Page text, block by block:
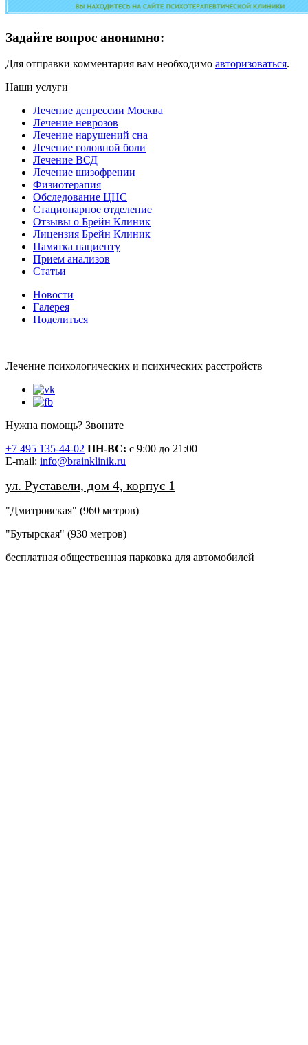
Задайте вопрос анонимно:
Для отправки комментария вам необходимо авторизоваться.
Наши услуги
Лечение депрессии Москва
Лечение неврозов
Лечение нарушений сна
Лечение головной боли
Лечение ВСД
Лечение шизофрении
Физиотерапия
Обследование ЦНС
Стационарное отделение
Отзывы о Брейн Клиник
Лицензия Брейн Клиник
Памятка пациенту
Прием анализов
Статьи
Новости
Галерея
Поделиться
Лечение психологических и психических расстройств
Нужна помощь? Звоните
+7 495 135-44-02 ПН-ВС: с 9:00 до 21:00
Е-mail: info@brainklinik.ru
ул. Руставели, дом 4, корпус 1
"Дмитровская" (960 метров)
"Бутырская" (930 метров)
бесплатная общественная парковка для автомобилей